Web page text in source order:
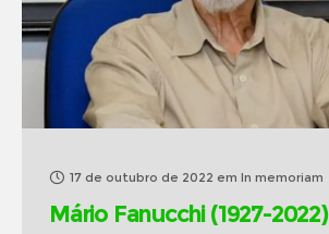
17 de outubro de 2022 em In memoriam
Mário Fanucchi (1927-2022)